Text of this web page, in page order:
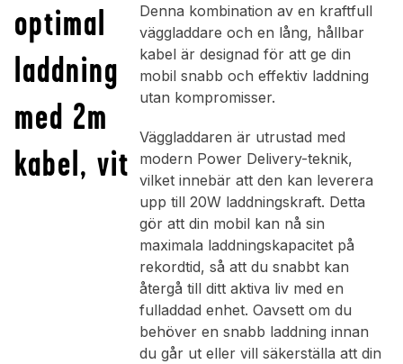
optimal
laddning
med 2m
kabel, vit
Denna kombination av en kraftfull
väggladdare och en lång, hållbar
kabel är designad för att ge din
mobil snabb och effektiv laddning
utan kompromisser.
Väggladdaren är utrustad med
modern Power Delivery-teknik,
vilket innebär att den kan leverera
upp till 20W laddningskraft. Detta
gör att din mobil kan nå sin
maximala laddningskapacitet på
rekordtid, så att du snabbt kan
återgå till ditt aktiva liv med en
fulladdad enhet. Oavsett om du
behöver en snabb laddning innan
du går ut eller vill säkerställa att din